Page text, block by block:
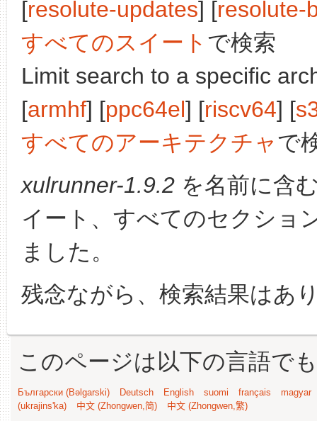
[resolute-updates] [resolute-
すべてのスイート で検索
Limit search to a specific
[armhf] [ppc64el] [riscv64] [
すべてのアーキテクチャで
xulrunner-1.9.2 を名前に含
イート、すべてのセクショ
ました。
残念ながら、検索結果はあ
このページは以下の言語で
Български (Bəlgarski) Deutsch English suomi français
magyar
(ukrajins'ka)
中文 (Zhongwen,简) 中文 (Zhongwen,繁)